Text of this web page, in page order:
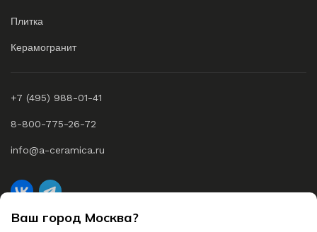
Ваш город Москва?
Плитка
Керамогранит
+7 (495) 988-01-41
8-800-775-26-72
info@a-ceramica.ru